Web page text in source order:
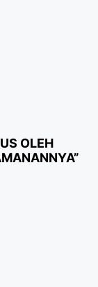
OLEH